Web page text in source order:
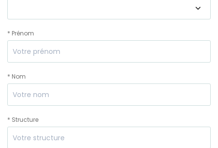
* Prénom
* Nom
* Structure